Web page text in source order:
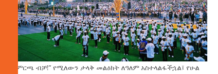
“በምርጫ ብቻ!” የሚለውን ታላቅ መልዕክት ለዓለም አስተላልፋችኋል፤ የሁል